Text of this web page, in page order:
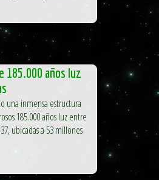
185.000 años luz
una inmensa estructura
185.000 años luz entre
ubicadas a 53 millones